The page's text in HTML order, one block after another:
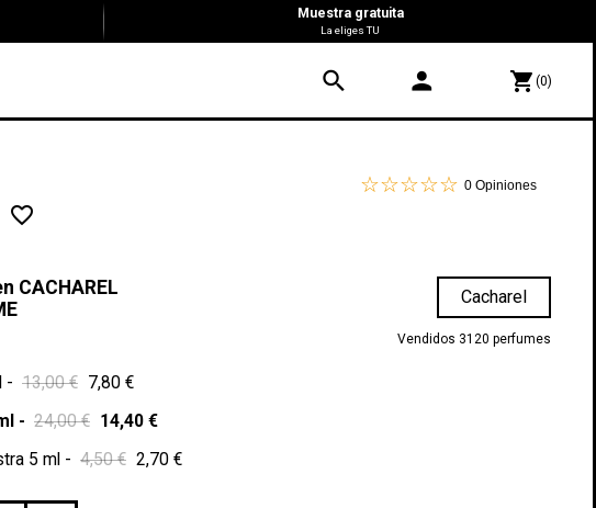
Muestra gratuita
La eliges TU
search person shopping_cart(0)
0 Opiniones
favorite_border
CACHAREL
Cacharel
Vendidos 3120 perfumes
- 13,00 € 7,80 €
- 24,00 € 14,40 €
5 ml - 4,50 € 2,70 €